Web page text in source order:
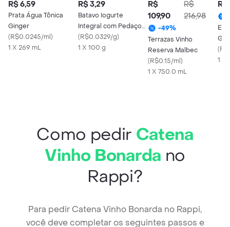
R$ 6,59
Prata Água Tônica
Ginger
(R$0.0245/ml)
1 X 269 mL
R$ 3,29
Batavo Iogurte
Integral com Pedaços
de Morango
(R$0.0329/g)
1 X 100 g
R$
109,90
R$
216,98
-49%
Terrazas Vinho
Reserva Malbec
(R$0.15/ml)
1 X 750.0 mL
R$
(
1 x
Como pedir Catena
Vinho Bonarda no
Rappi?
Para pedir Catena Vinho Bonarda no Rappi,
você deve completar os seguintes passos e